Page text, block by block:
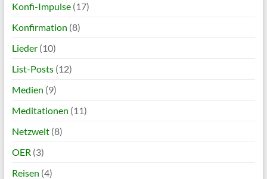
Konfi-Impulse(17)
Konfirmation (8)
Lieder(10)
List-Posts(12)
Medien (9)
Meditationen (11)
Netzwelt(8)
OER (3)
Reisen (4)